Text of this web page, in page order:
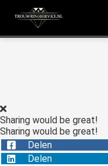
Sharing would be great!
Sharing would be great!
Delen
Delen